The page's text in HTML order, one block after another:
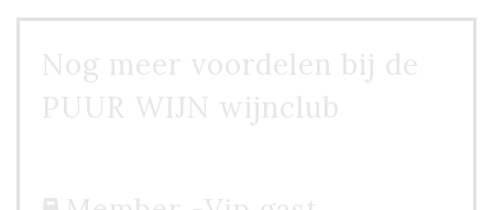
Nog meer voordelen bij de
PUUR WIJN wijnclub